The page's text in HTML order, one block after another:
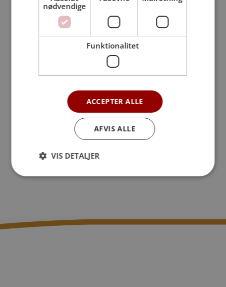
nødvendige
Funktionalitet
ACCEPTER ALLE
AFVIS ALLE
VIS DETALJER